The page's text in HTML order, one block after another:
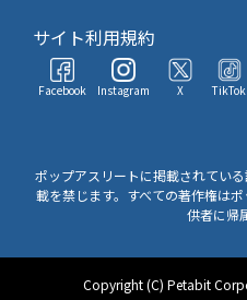
サイト利用規約
Facebook Instagram X TikTok
ポップアスリートに掲載されてい
載を禁じます。すべての著作権は
供者に帰
Copyright (C) Petabit